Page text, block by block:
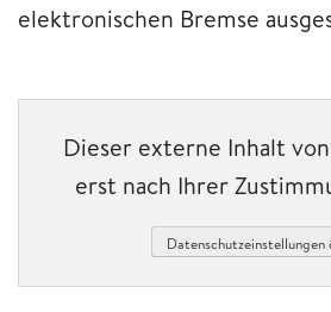
elektronischen Bremse
Dieser externe Inhalt von
erst nach Ihrer
Datenschutzeinstellungen